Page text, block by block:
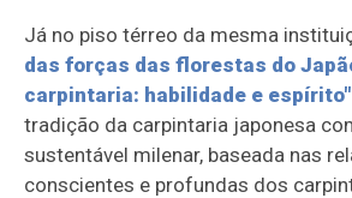
Já no piso térreo da mesma
das forças das florestas do
carpintaria: habilidade e espírito"
tradição da carpintaria japonesa
sustentável milenar, baseada nas
conscientes e profundas dos